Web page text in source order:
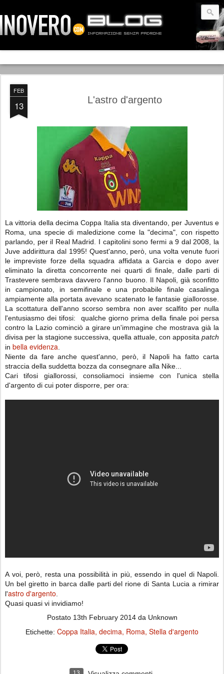
FEB
13 L'astro d'argento
La vittoria della decima Coppa Italia sta diventando, per Juventus e
Roma, una specie di maledizione come la "decima", con rispetto
parlando, per il Real Madrid. I capitolini sono fermi a 9 dal 2008, la
Juve addirittura dal 1995! Quest'anno, però, una volta venute fuori
le impreviste forze della squadra affidata a Garcia e dopo aver
eliminato la diretta concorrente nei quarti di finale, dalle parti di
Trastevere sembrava davvero l'anno buono. Il Napoli, già sconfitto
in campionato, in semifinale e una probabile finale casalinga
ampiamente alla portata avevano scatenato le fantasie giallorosse.
La scottatura dell'anno scorso sembra non aver scalfito per nulla
l'entusiasmo dei tifosi: qualche giorno prima della finale poi persa
contro la Lazio cominciò a girare un'immagine che mostrava già la
divisa per la stagione successiva, quella attuale, con apposita patch
in bella evidenza
Niente da fare anche quest'anno, però, il Napoli ha fatto carta
straccia della suddetta bozza da consegnare alla Nike...
Cari tifosi giallorossi, consoliamoci insieme con l'unica stella
d'argento di cui poter disporre, per ora:
A voi, però, resta una possibilità in più, essendo in quel di Napoli.
Un bel giretto in barca dalle parti del rione di Santa Lucia a rimirar
l'astro d'argento
Quasi quasi vi invidiamo!
Postato 13th February 2014da Unknown
Etichette: Coppa Italia decima Roma Stella d'argento